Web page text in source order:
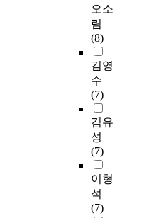
오소
림
(8)
김영
수
(7)
김유
성
(7)
이형
석
(7)